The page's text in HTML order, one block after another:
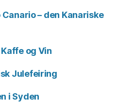
Canario – den Kanariske
og Vin
Julefeiring
i Syden